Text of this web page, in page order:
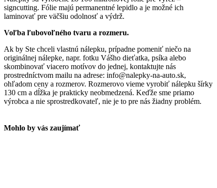
signcutting. Fólie majú permanentné lepidlo a je možné ich
laminovať pre väčšiu odolnosť a výdrž.
Voľba ľubovoľného tvaru a rozmeru.
Ak by Ste chceli vlastnú nálepku, prípadne pomeniť niečo na
originálnej nálepke, napr. fotku Vášho dieťatka, psíka alebo
skombinovať viacero motívov do jednej, kontaktujte nás
prostredníctvom mailu na adrese: info@nalepky-na-auto.sk,
ohľadom ceny a rozmerov. Rozmerovo vieme vyrobiť nálepku šírky
130 cm a dĺžka je prakticky neobmedzená. Keďže sme priamo
výrobca a nie sprostredkovateľ, nie je to pre nás žiadny problém.
Mohlo by vás zaujímať